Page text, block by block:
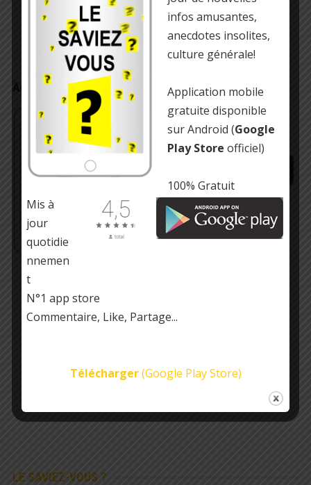
APPLICATION MOBILE/TABLETTE
Infos insolites, culture générale et
anecdotes amusantes
https://play.google.com/store/…
LE SAVIEZ-VOUS ?
infos amusantes,
anecdotes insolites,
culture générale!
Application mobile
gratuite disponible
sur Android (Google
Play Store officiel)
100% Gratuit
Mis à
jour
quotidie
nnemen
t
N°1 app store
Commentaire, Like, Partage...
Télécharger(Google Play Store)